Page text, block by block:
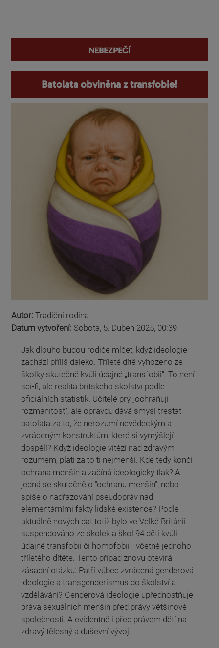
nebezpečí
Batolata obviněna z transfobie!
Autor: Tradiční rodina
Datum vytvoření: Sobota, 5. Duben 2025, 00:39
Jak dlouho budou rodiče mlčet, když ideologie
zachází příliš daleko. Tříleté dítě vyhozeno ze
školky skutečně kvůli údajné „transfobii“. To není
sci-fi, ale realita britského školství podle
oficiálních statistik. Učitelé prý „ochraňují
rozmanitost“, ale opravdu dává smysl trestat
batolata za to, že nerozumí nevědeckým a
zvráceným konstruktům, které si vymýšlejí
dospělí? Když ideologie vítězí nad zdravým
rozumem, platí za to ti nejmenší. Kde tedy končí
ochrana menšin a začíná ideologický tlak? A
jedná se skutečně o "ochranu menšin", nebo
spíše o nadřazování pseudopráv nad
elementárními fakty lidské existence? Podle
aktuálně nových dat totiž bylo ve Velké Británii
suspendováno ze školek a škol 94 dětí kvůli
údajné transfobii či homofobii - včetně jednoho
tříletého dítěte. Tento případ znovu otevírá
zásadní otázku: Patří vůbec zvrácená genderová
ideologie a transgenderismus do školství a
vzdělávání? Genderová ideologie upřednostňuje
práva sexuálních menšin před právy většinové
společnosti. A evidentně i před právem dětí na
zdravý tělesný a duševní vývoj.